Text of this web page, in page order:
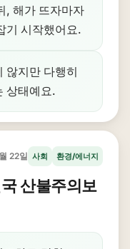
, 해가 뜨자마자
기 시작했어요.
않지만 다행히
상태예요.
22일 사회 환경/에너지
산불주의보